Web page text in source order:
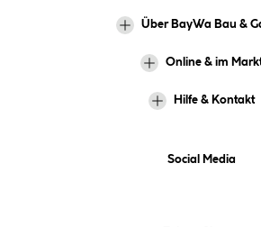
Über BayWa Bau &
Online & im
Hilfe & Kontakt
Social Media